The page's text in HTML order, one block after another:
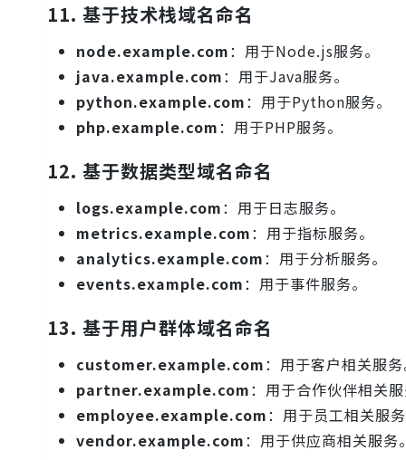
11. 基于技术栈域名命名
node.example.com：用于Node.js服务。
java.example.com：用于Java服务。
python.example.com：用于Python服务。
php.example.com：用于PHP服务。
12. 基于数据类型域名命名
logs.example.com：用于日志服务。
metrics.example.com：用于指标服务。
analytics.example.com：用于分析服务。
events.example.com：用于事件服务。
13. 基于用户群体域名命名
customer.example.com：用于客户相关服务
partner.example.com：用于合作伙伴相关服
employee.example.com：用于员工相关服务
vendor.example.com：用于供应商相关服务。